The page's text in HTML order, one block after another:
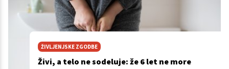
ŽIVLJENJSKE ZGODBE
Živi, a telo ne sodeluje: že 6 let ne more